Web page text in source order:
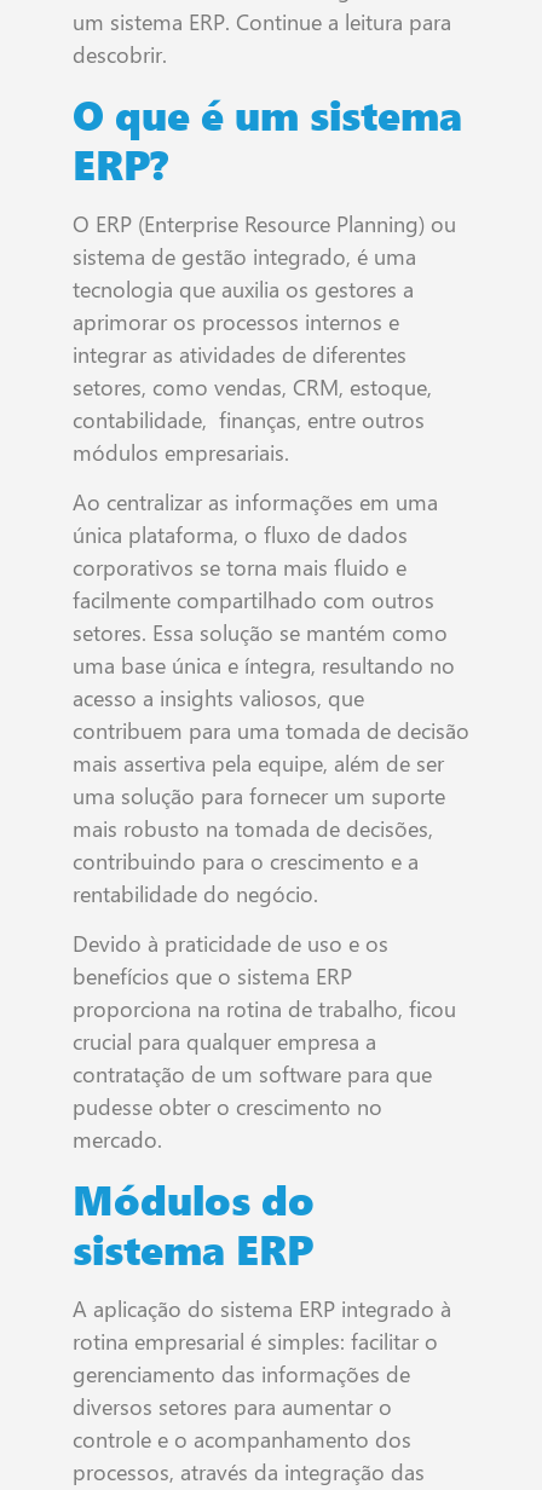
um sistema ERP. Continue a leitura para
descobrir.
O que é um sistema
ERP?
O ERP (Enterprise Resource Planning) ou
sistema de gestão integrado, é uma
tecnologia que auxilia os gestores a
aprimorar os processos internos e
integrar as atividades de diferentes
setores, como vendas, CRM, estoque,
contabilidade, finanças, entre outros
módulos empresariais.
Ao centralizar as informações em uma
única plataforma, o fluxo de dados
corporativos se torna mais fluido e
facilmente compartilhado com outros
setores. Essa solução se mantém como
uma base única e íntegra, resultando no
acesso a insights valiosos, que
contribuem para uma tomada de decisão
mais assertiva pela equipe, além de ser
uma solução para fornecer um suporte
mais robusto na tomada de decisões,
contribuindo para o crescimento e a
rentabilidade do negócio.
Devido à praticidade de uso e os
benefícios que o sistema ERP
proporciona na rotina de trabalho, ficou
crucial para qualquer empresa a
contratação de um software para que
pudesse obter o crescimento no
mercado.
Módulos do
sistema ERP
A aplicação do sistema ERP integrado à
rotina empresarial é simples: facilitar o
gerenciamento das informações de
diversos setores para aumentar o
controle e o acompanhamento dos
processos, através da integração das